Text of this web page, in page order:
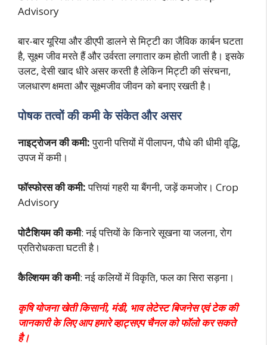
Advisory
बार-बार यूरिया और डीएपी डालने से मिट्टी का जैविक कार्बन घटता
है, सूक्ष्म जीव मरते हैं और उर्वरता लगातार कम होती जाती है। इसके
उलट, देसी खाद धीरे असर करती है लेकिन मिट्टी की संरचना,
जलधारण क्षमता और सूक्ष्मजीव जीवन को बनाए रखती है।
पोषक तत्वों की कमी के संकेत और असर
नाइट्रोजन की कमी:पुरानी पत्तियों में पीलापन, पौधे की धीमी वृद्धि,
उपज में कमी।
फॉस्फोरस की कमी:पत्तियां गहरी या बैंगनी, जड़ें कमजोर। Crop
Advisory
पोटैशियम की कमी: नई पत्तियों के किनारे सूखना या जलना, रोग
प्रतिरोधकता घटती है।
कैल्शियम की कमी: नई कलियों में विकृति, फल का सिरा सड़ना।
कृषि योजना खेती किसानी, मंडी, भाव लेटेस्ट बिजनेस एवं टेक की
जानकारी के लिए आप हमारे व्हाट्सएप चैनल को फॉलो कर सकते
है।